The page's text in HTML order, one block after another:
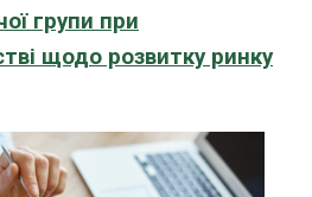
групи при
щодо розвитку ринку